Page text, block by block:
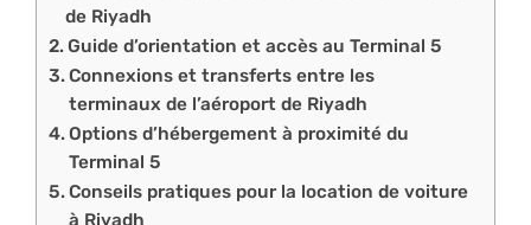
de Riyadh
Guide d’orientation et accès au Terminal 5
Connexions et transferts entre les
terminaux de l’aéroport de Riyadh
Options d’hébergement à proximité du
Terminal 5
Conseils pratiques pour la location de voiture
à Riyadh